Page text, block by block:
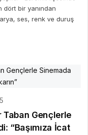
bir yanından
ses, renk ve duruş
Taban Gençlerle
“Başımıza İcat